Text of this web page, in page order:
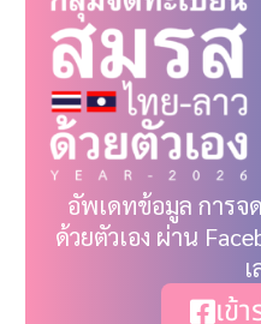
อัพเดทข้อมูล การจ
ด้วยตัวเอง ผ่าน
เข้